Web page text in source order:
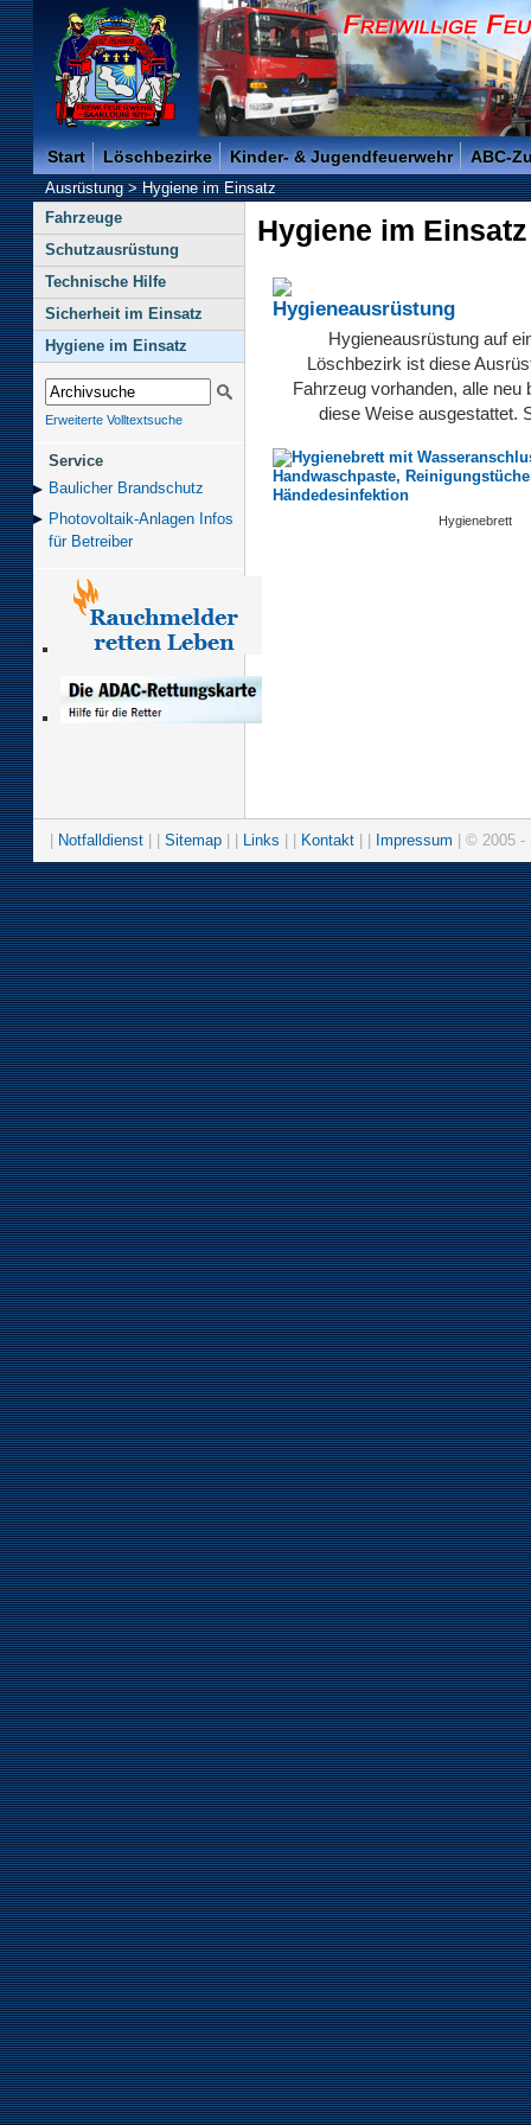
Freiwillige Feuerwehr der Kreisstadt Saarlouis -
Start Löschbezirke Kinder- & Jugendfeuerwehr ABC-
Ausrüstung>Hygiene im Einsatz
Fahrzeuge
Schutzausrüstung
Technische Hilfe
Sicherheit im Einsatz
Hygiene im Einsatz
Erweiterte Volltextsuche
Service
Baulicher Brand­schutz
Photovoltaik-Anlagen Infos
für Betreiber
Hygiene im Einsatz
Hygieneausrüstung auf
Löschbezirk ist diese
Fahrzeug vorhanden, alle
diese Weise ausgestattet.
Hygienebrett
Notfalldienst Sitemap Links Kontakt Impressum | © 2005 -